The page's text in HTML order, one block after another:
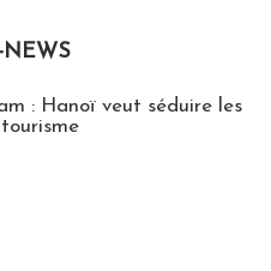
NEWS
: Hanoï veut séduire les